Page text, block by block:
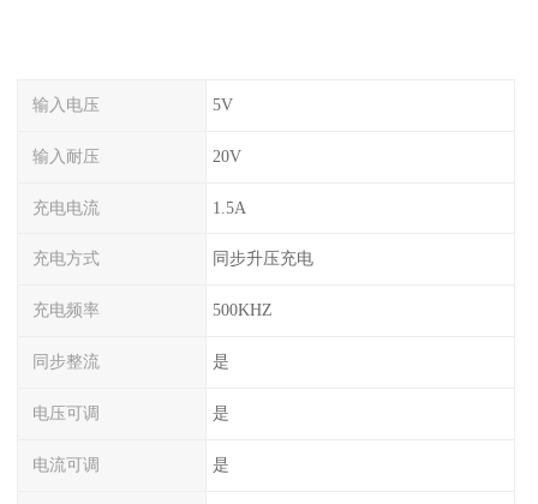
输入电压 5V
输入耐压 20V
充电电流 1.5A
充电方式 同步升压充电
充电频率 500KHZ
同步整流 是
电压可调 是
电流可调 是